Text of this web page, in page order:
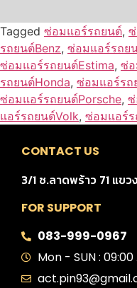
Tagged ซ่อมแอร์รถยนต์,
รถยนต์Benz, ซ่อมแอร์รถย
ซ่อมแอร์รถยนต์Estima, ซ่
รถยนต์Honda, ซ่อมแอร์รถ
ซ่อมแอร์รถยนต์Porsche, ซ่
แอร์รถยนต์Volk, ซ่อมแอร์ร
CONTACT US
3/1 ซ.ลาดพร้าว 71 แข
FOR SUPPORT
083-999-0967
Mon - SUN :